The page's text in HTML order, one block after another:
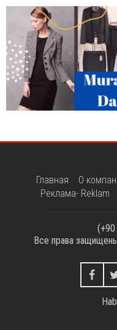
Главная О
Реклама- Reklam
Все права